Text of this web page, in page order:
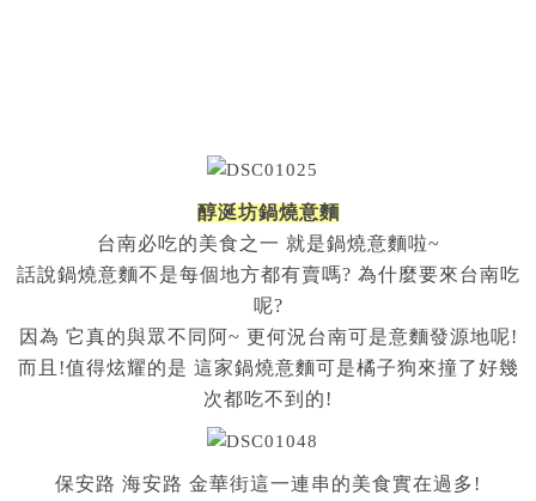
醇涎坊鍋燒意麵
台南必吃的美食之一 就是鍋燒意麵啦~
話說鍋燒意麵不是每個地方都有賣嗎? 為什麼要來台南吃
呢?
因為 它真的與眾不同阿~ 更何況台南可是意麵發源地呢!
而且!值得炫耀的是 這家鍋燒意麵可是橘子狗來撞了好幾
次都吃不到的!
保安路 海安路 金華街這一連串的美食實在過多!